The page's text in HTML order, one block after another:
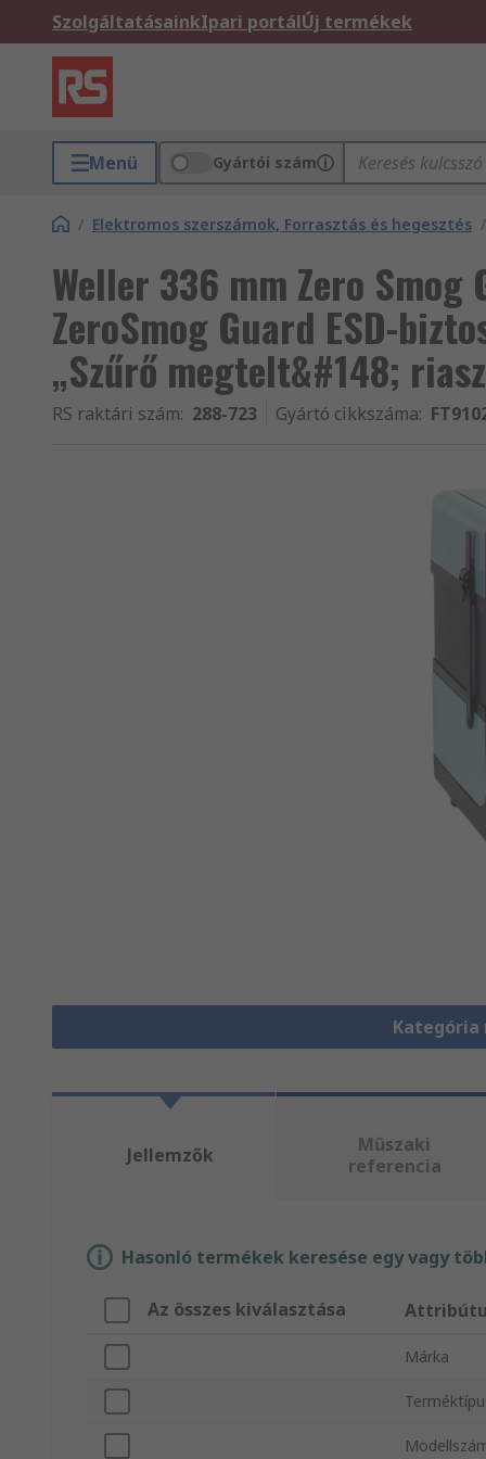
SzolgáltatásainkIpari portálÚj termékek
Menü Gyártói szám
/ Elektromos szerszámok, Forrasztás és hegesztés /
Weller 336 mm Zero Smog
ZeroSmog Guard ESD-
„Szűrő megtelt&#148;
RS raktári szám: 288-723 Gyártó cikkszáma:
Jellemzők
Műszaki
referencia
Hasonló termékek keresése egy vagy
Az összes kiválasztása
Márka